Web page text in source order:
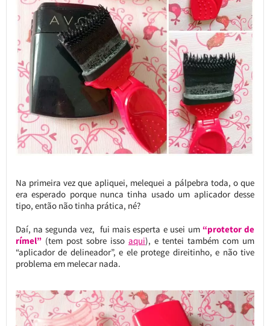
Na primeira vez que apliquei, melequei a pálpebra toda, o que
era esperado porque nunca tinha usado um aplicador desse
tipo, então não tinha prática, né?
Daí, na segunda vez, fui mais esperta e usei um “protetor de
rímel”(tem post sobre isso aqui), e tentei também com um
“aplicador de delineador”, e ele protege direitinho, e não tive
problema em melecar nada.